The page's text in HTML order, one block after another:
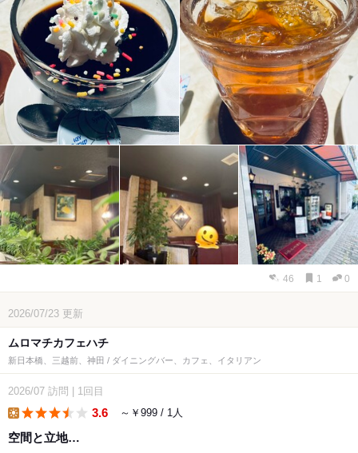
46 1 0
2026/07/23 更新
ムロマチカフェハチ
新日本橋、三越前、神田 / ダイニングバー、カフェ、イタリアン
2026/07 訪問 1回目
3.6 ～￥999 / 1人
空間と立地…